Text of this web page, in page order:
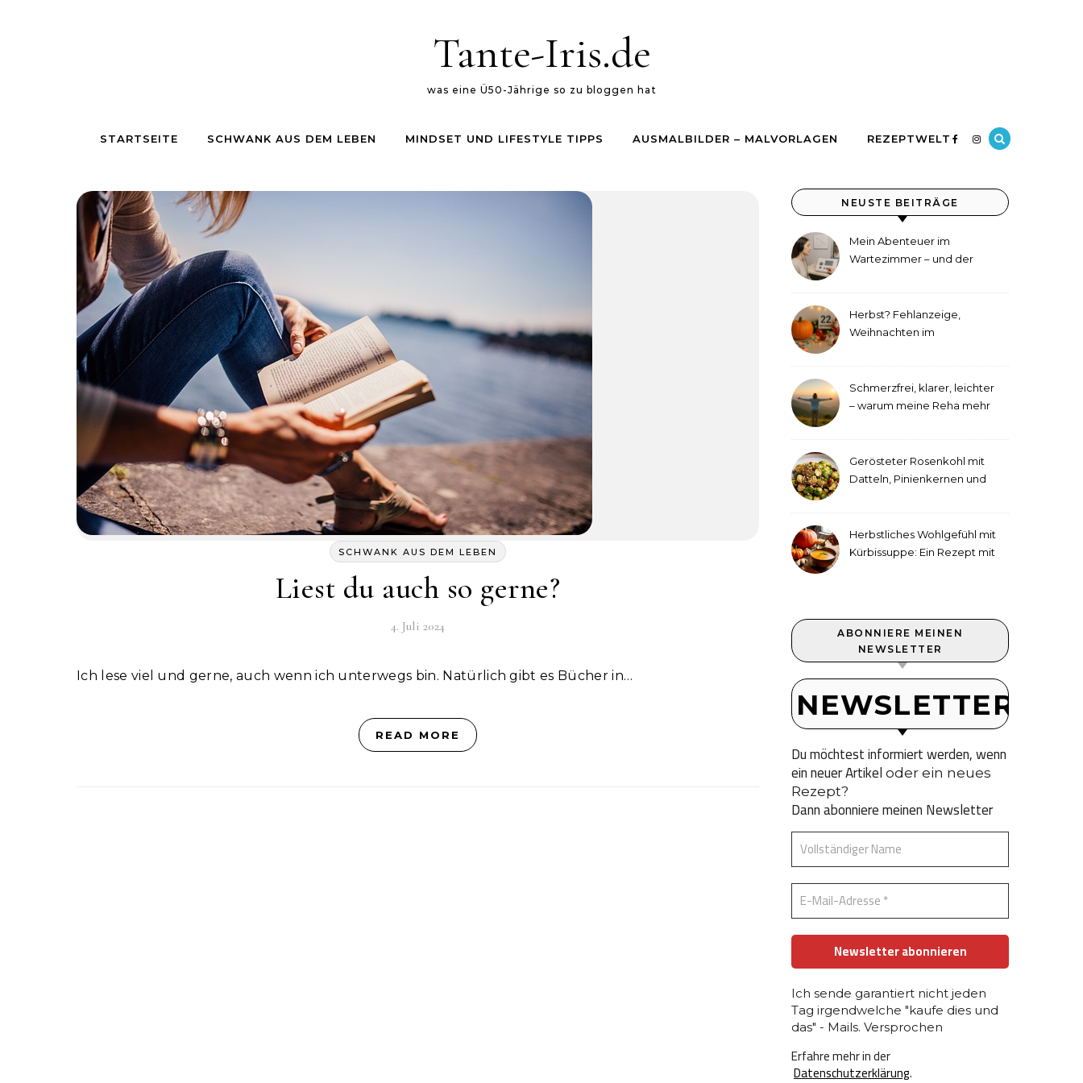
Tante-Iris.de
was eine Ü50-Jährige so zu bloggen hat
STARTSEITE SCHWANK AUS DEM LEBEN MINDSET UND LIFESTYLE TIPPS AUSMALBILDER – MALVORLAGEN REZEPTWELT
SCHWANK AUS DEM LEBEN
Liest du auch so gerne?
4. Juli 2024
Ich lese viel und gerne, auch wenn ich unterwegs bin. Natürlich gibt es Bücher in…
READ MORE
NEUSTE BEITRÄGE
Mein Abenteuer im
Wartezimmer – und der
Herbst? Fehlanzeige,
Weihnachten im
Schmerzfrei, klarer, leichter
– warum meine Reha mehr
Gerösteter Rosenkohl mit
Datteln, Pinienkernen und
Herbstliches Wohlgefühl mit
Kürbissuppe: Ein Rezept mit
ABONNIERE MEINEN
NEWSLETTER
NEWSLETTER
Du möchtest informiert werden, wenn
ein neuer Artikel oder ein neues
Rezept?
Dann abonniere meinen Newsletter
Ich sende garantiert nicht jeden
Tag irgendwelche "kaufe dies und
das" - Mails. Versprochen
Erfahre mehr in der
Datenschutzerklärung.